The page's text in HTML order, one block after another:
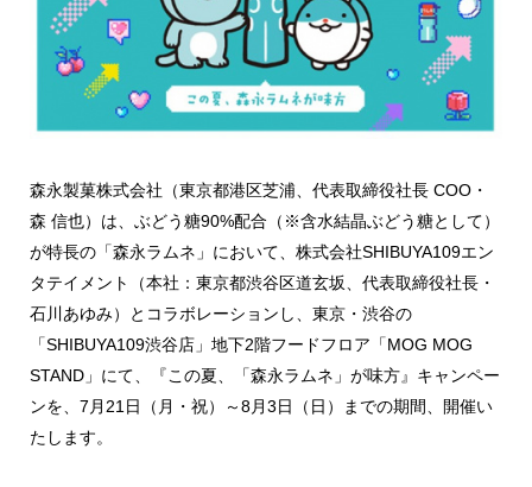
森永製菓株式会社（東京都港区芝浦、代表取締役社長 COO・
森 信也）は、ぶどう糖90%配合（※含水結晶ぶどう糖として）
が特長の「森永ラムネ」において、株式会社SHIBUYA109エン
タテイメント（本社：東京都渋谷区道玄坂、代表取締役社長・
石川あゆみ）とコラボレーションし、東京・渋谷の
「SHIBUYA109渋谷店」地下2階フードフロア「MOG MOG
STAND」にて、『この夏、「森永ラムネ」が味方』キャンペー
ンを、7月21日（月・祝）～8月3日（日）までの期間、開催い
たします。